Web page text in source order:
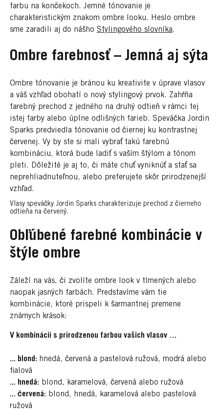
farbu na končekoch. Jemné tónovanie je
charakteristickým znakom ombre looku. Heslo ombre
sme zaradili aj do nášho Stylingového slovníka.
Ombre farebnosť – Jemná aj sýta
Ombre tónovanie je bránou ku kreativite v úprave vlasov
a váš vzhľad obohatí o nový stylingový prvok. Zahŕňa
farebný prechod z jedného na druhý odtieň v rámci tej
istej farby alebo úplne odlišných farieb. Speváčka Jordin
Sparks predviedla tónovanie od čiernej ku kontrastnej
červenej. Vy by ste si mali vybrať takú farebnú
kombináciu, ktorá bude ladiť s vaším štýlom a tónom
pleti. Dôležité je aj to, či máte chuť vyniknúť a stať sa
neprehliadnuteľnou, alebo preferujete skôr prirodzenejší
vzhľad.
Vlasy speváčky Jordin Sparks charakterizuje prechod z čierneho
odtieňa na červený.
Obľúbené farebné kombinácie v
štýle ombre
Záleží na vás, či zvolíte ombre look v tlmených alebo
naopak jasných farbách. Predstavíme vám tie
kombinácie, ktoré prispeli k šarmantnej premene
známych krások:
V kombinácii s prirodzenou farbou vašich vlasov …
... blond: hnedá, červená a pastelová ružová, modrá alebo
fialová
... hnedá: blond, karamelová, červená alebo ružová
... červená: blond, hnedá, karamelová alebo pastelová
ružová